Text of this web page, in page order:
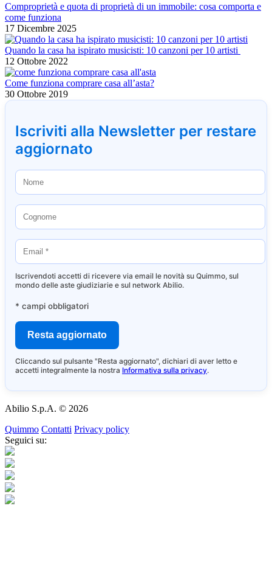
Comproprietà e quota di proprietà di un immobile: cosa comporta e
come funziona
17 Dicembre 2025
Quando la casa ha ispirato musicisti: 10 canzoni per 10 artisti
12 Ottobre 2022
Come funziona comprare casa all’asta?
30 Ottobre 2019
Iscriviti alla Newsletter per restare
aggiornato
Iscrivendoti accetti di ricevere via email le novità su Quimmo, sul
mondo delle aste giudiziarie e sul network Abilio.
* campi obbligatori
Cliccando sul pulsante "Resta aggiornato", dichiari di aver letto e
accetti integralmente la nostra Informativa sulla privacy.
Abilio S.p.A. © 2026
Quimmo Contatti Privacy policy
Seguici su: